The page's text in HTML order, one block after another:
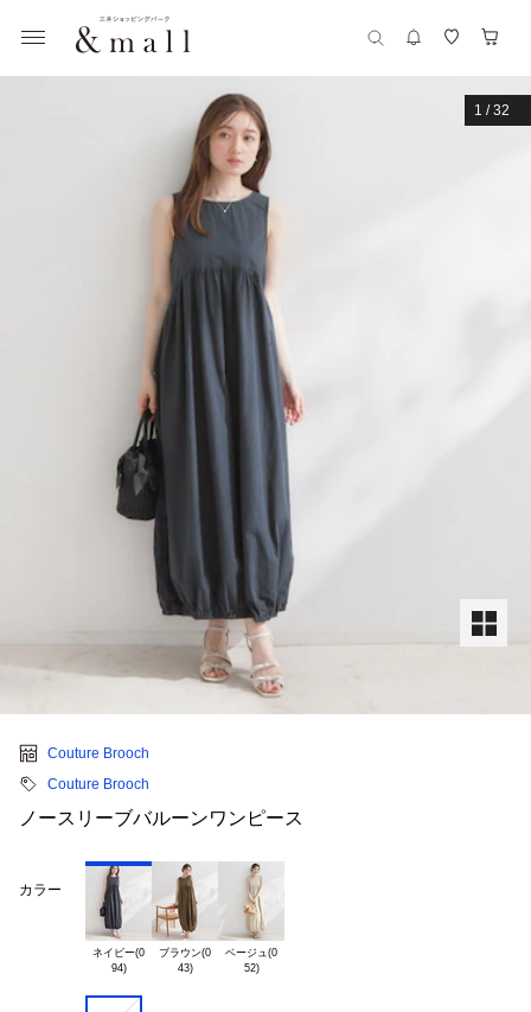
1 /32
Couture Brooch
Couture Brooch
ノースリーブバルーンワンピース
カラー
ネイビー(0
94)
ブラウン(0
43)
ベージュ(0
52)